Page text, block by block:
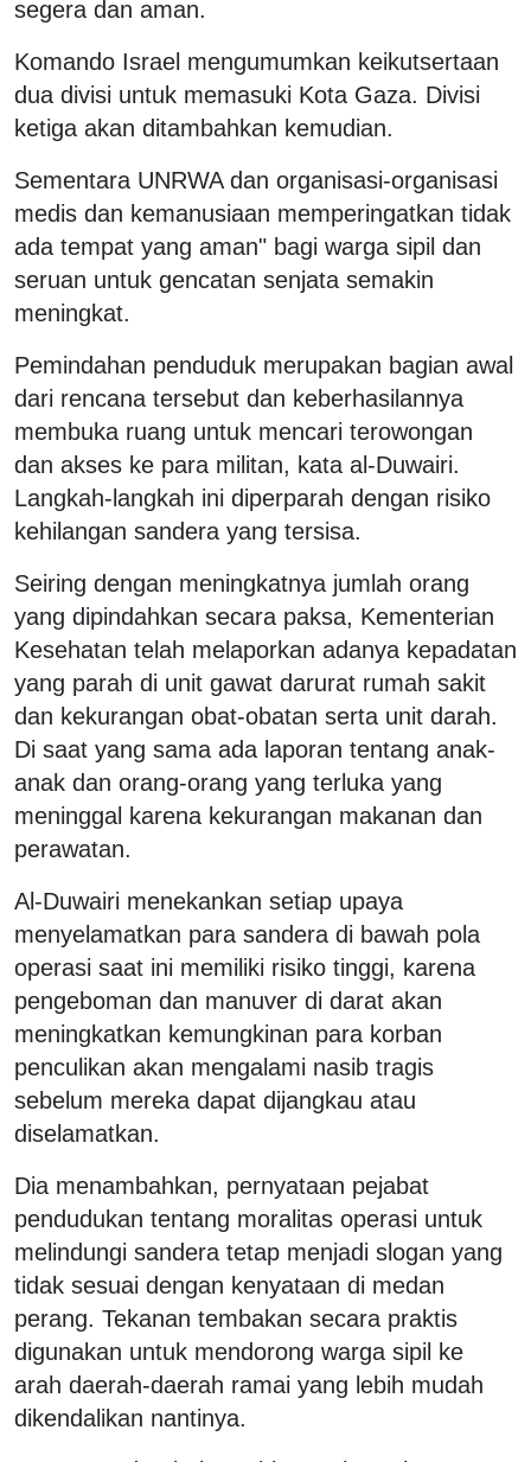
segera dan aman.
Komando Israel mengumumkan keikutsertaan
dua divisi untuk memasuki Kota Gaza. Divisi
ketiga akan ditambahkan kemudian.
Sementara UNRWA dan organisasi-organisasi
medis dan kemanusiaan memperingatkan tidak
ada tempat yang aman" bagi warga sipil dan
seruan untuk gencatan senjata semakin
meningkat.
Pemindahan penduduk merupakan bagian awal
dari rencana tersebut dan keberhasilannya
membuka ruang untuk mencari terowongan
dan akses ke para militan, kata al-Duwairi.
Langkah-langkah ini diperparah dengan risiko
kehilangan sandera yang tersisa.
Seiring dengan meningkatnya jumlah orang
yang dipindahkan secara paksa, Kementerian
Kesehatan telah melaporkan adanya kepadatan
yang parah di unit gawat darurat rumah sakit
dan kekurangan obat-obatan serta unit darah.
Di saat yang sama ada laporan tentang anak-
anak dan orang-orang yang terluka yang
meninggal karena kekurangan makanan dan
perawatan.
Al-Duwairi menekankan setiap upaya
menyelamatkan para sandera di bawah pola
operasi saat ini memiliki risiko tinggi, karena
pengeboman dan manuver di darat akan
meningkatkan kemungkinan para korban
penculikan akan mengalami nasib tragis
sebelum mereka dapat dijangkau atau
diselamatkan.
Dia menambahkan, pernyataan pejabat
pendudukan tentang moralitas operasi untuk
melindungi sandera tetap menjadi slogan yang
tidak sesuai dengan kenyataan di medan
perang. Tekanan tembakan secara praktis
digunakan untuk mendorong warga sipil ke
arah daerah-daerah ramai yang lebih mudah
dikendalikan nantinya.